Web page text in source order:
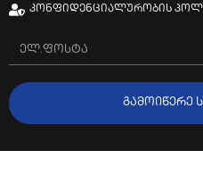
კონფიდენციალურობის
ᲒᲐᲛᲝᲘᲬᲔᲠᲔ